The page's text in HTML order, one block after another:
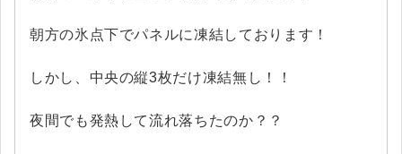
朝方の氷点下でパネルに凍結しております！
しかし、中央の縦3枚だけ凍結無し！！
夜間でも発熱して流れ落ちたのか？？